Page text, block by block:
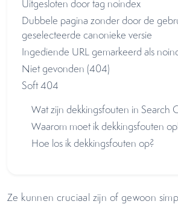
Uitgesloten door tag noindex
Dubbele pagina zonder door de
geselecteerde canonieke versie
Ingediende URL gemarkeerd als
Niet gevonden (404)
Soft 404
Wat zijn dekkingsfouten in Search
Waarom moet ik dekkingsfouten
Hoe los ik dekkingsfouten op?
Ze kunnen cruciaal zijn of gewoon